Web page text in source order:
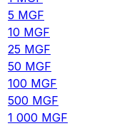
5 MGF
10 MGF
25 MGF
50 MGF
100 MGF
500 MGF
1 000 MGF